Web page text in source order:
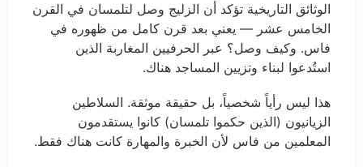
الوثائق التاريخية تؤكد أن الزليج وصل لتلمسان في القرن
الخامس عشر — يعني بعد قرن كامل من ظهوره في
فاس. وكيف وصل؟ عبر الحرفيين المغاربة الذين
استُدعوا لبناء وتزيين المساجد هناك.
هذا ليس رأياً شخصياً، بل حقيقة موثقة. السلاطين
الزيانيون (الذين حكموا تلمسان) كانوا يستقدمون
المعلمين من فاس لأن الخبرة والمهارة كانت هناك فقط.